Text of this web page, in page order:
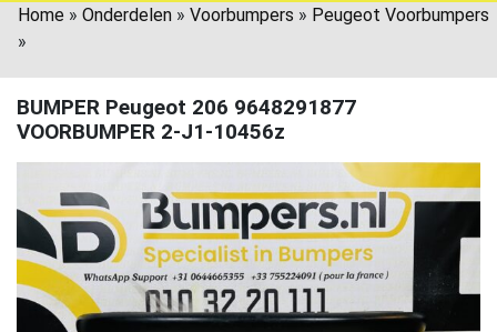
Home » Onderdelen » Voorbumpers » Peugeot Voorbumpers
»
BUMPER Peugeot 206 9648291877
VOORBUMPER 2-J1-10456z